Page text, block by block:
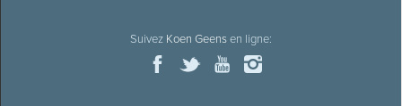
Suivez Koen Geensen ligne: